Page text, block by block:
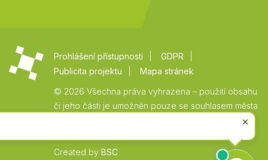
Prohlášení přístupnosti
GDPR
Publicita projektu
Mapa stránek
© 2026 Všechna práva vyhrazena – použití obsahu
či jeho části je umožněn pouze se souhlasem města
Created by BSC